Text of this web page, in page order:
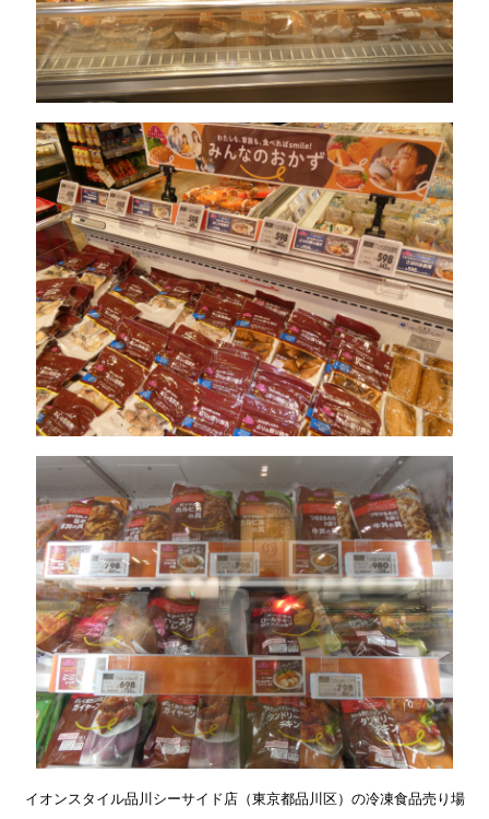
イオンスタイル品川シーサイド店（東京都品川区）の冷凍食品売り場